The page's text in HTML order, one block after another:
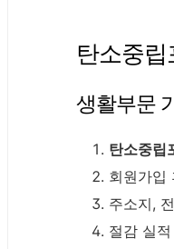
탄소중립
생활부문
탄소중립
회원가입
주소지,
절감 실